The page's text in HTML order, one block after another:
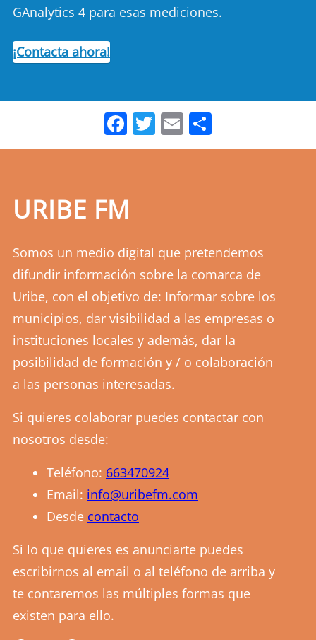
GAnalytics 4 para esas mediciones.
¡Contacta ahora!
Facebook
Twitter
Email
URIBE FM
Somos un medio digital que pretendemos
difundir información sobre la comarca de
Uribe, con el objetivo de: Informar sobre los
municipios, dar visibilidad a las empresas o
instituciones locales y además, dar la
posibilidad de formación y / o colaboración
a las personas interesadas.
Si quieres colaborar puedes contactar con
nosotros desde:
Teléfono: 663470924
Email: info@uribefm.com
Desde contacto
Si lo que quieres es anunciarte puedes
escribirnos al email o al teléfono de arriba y
te contaremos las múltiples formas que
existen para ello.